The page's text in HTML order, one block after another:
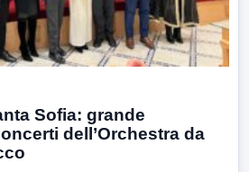
Sofia: grande
dell’Orchestra da